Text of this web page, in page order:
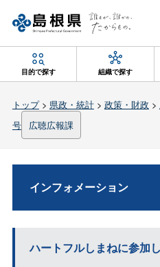
目的で探す 組織で探す
トップ> 県政・統計> 政策・財政 >
号
広聴広報課
インフォメーション
ハートフルしまねに参加